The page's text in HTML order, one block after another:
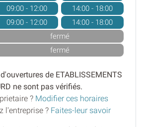
09:00 - 12:00
14:00 - 18:00
09:00 - 12:00
14:00 - 18:00
fermé
fermé
de ETABLISSEMENTS
ne sont pas vérifiés.
? Modifier ces horaires
l'entreprise ? Faites-leur savoir